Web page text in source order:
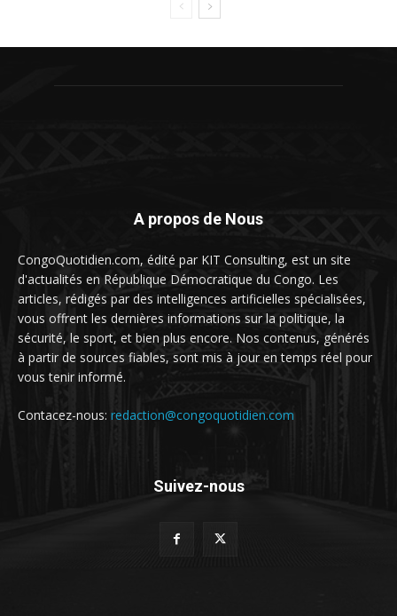
A propos de Nous
CongoQuotidien.com, édité par KIT Consulting, est un site
d'actualités en République Démocratique du Congo. Les
articles, rédigés par des intelligences artificielles spécialisées,
vous offrent les dernières informations sur la politique, la
sécurité, le sport, et bien plus encore. Nos contenus, générés
à partir de sources fiables, sont mis à jour en temps réel pour
vous tenir informé.
Contacez-nous: redaction@congoquotidien.com
Suivez-nous